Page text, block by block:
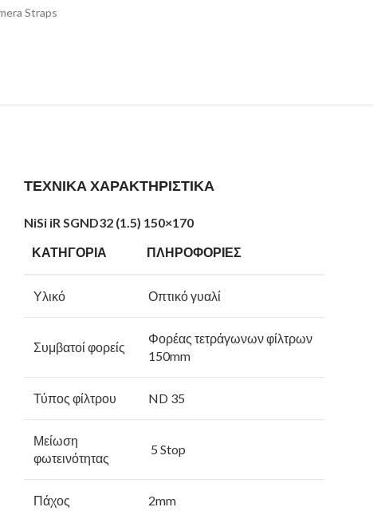
Straps
ΤΕΧΝΙΚΑ ΧΑΡΑΚΤΗΡΙΣΤΙΚΑ
NiSi iR SGND32 (1.5) 150×170
ΚΑΤΗΓΟΡΙΑ ΠΛΗΡΟΦΟΡΙΕΣ
Υλικό Οπτικό γυαλί
Συμβατοί φορείς
Φορέας τετράγωνων φίλτρων
150mm
Τύπος φίλτρου ND 35
Μείωση
φωτεινότητας
5 Stop
Πάχος 2mm